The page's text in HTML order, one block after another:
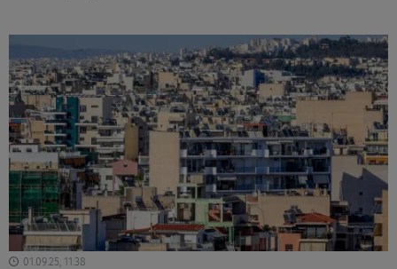
01.09.25, 11:38